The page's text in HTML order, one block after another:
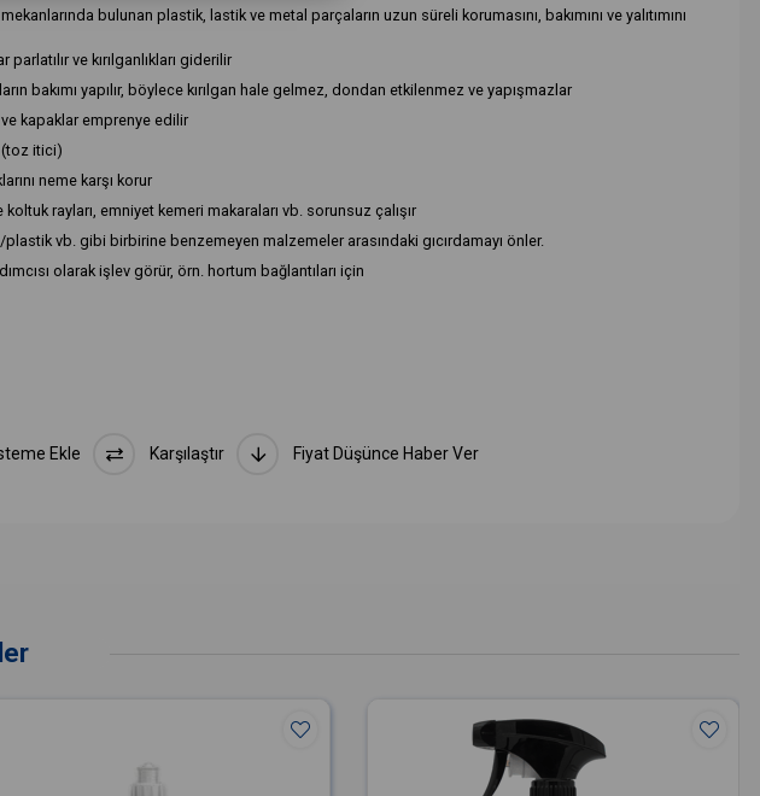
bulunan plastik, lastik ve metal parçaların uzun süreli korumasını, bakımını ve yalıtımını
parlatılır ve kırılganlıkları giderilir
bakımı yapılır, böylece kırılgan hale gelmez, dondan etkilenmez ve yapışmazlar
ve kapaklar emprenye edilir
itici)
neme karşı korur
koltuk rayları, emniyet kemeri makaraları vb. sorunsuz çalışır
vb. gibi birbirine benzemeyen malzemeler arasındaki gıcırdamayı önler.
olarak işlev görür, örn. hortum bağlantıları için
Ekle Karşılaştır Fiyat Düşünce Haber Ver